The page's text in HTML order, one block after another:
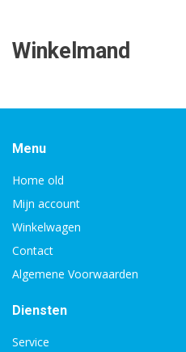
Winkelmand
Menu
Home old
Mijn account
Winkelwagen
Contact
Algemene Voorwaarden
Diensten
Service